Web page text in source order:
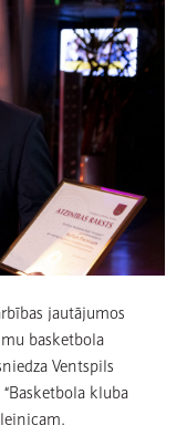
jautājumos
basketbola
Ventspils
kluba